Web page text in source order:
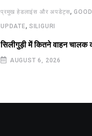
प्रमुख हेडलाइंस और अपडेट्स,
UPDATE, SILIGURI
सिलीगुड़ी में कितने वाहन चालक
AUGUST 6, 2026